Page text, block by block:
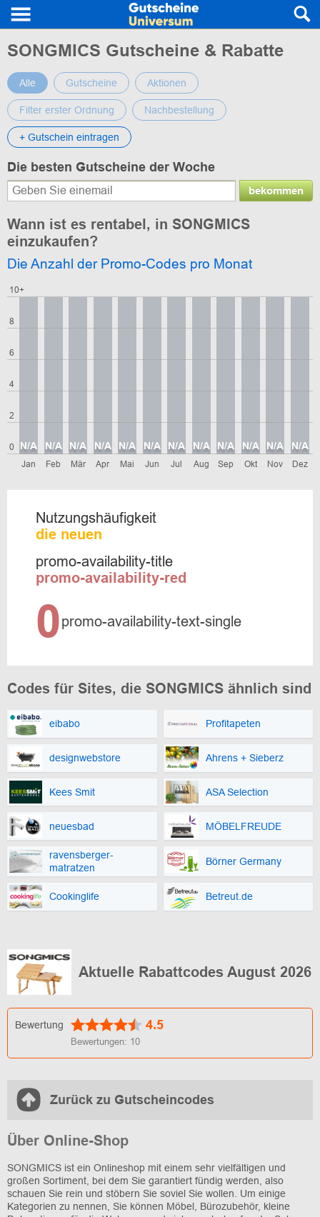
SONGMICS Gutscheine & Rabatte
Alle Gutscheine Aktionen
Filter erster Ordnung Nachbestellung
+ Gutschein eintragen
Die besten Gutscheine der Woche
bekommen
Wann ist es rentabel, in SONGMICS
einzukaufen?
Die Anzahl der Promo-Codes pro Monat
0
2
4
6
8
10+
Jan
N/A
Feb
N/A
Mär
N/A
Apr
N/A
Mai
N/A
Jun
N/A
Jul
N/A
Aug
N/A
Sep
N/A
Okt
N/A
Nov
N/A
Dez
N/A
Nutzungshäufigkeit
die neuen
promo-availability-title
promo-availability-red
0promo-availability-text-single
Codes für Sites, die SONGMICS ähnlich sind
eibabo Profitapeten
designwebstore Ahrens + Sieberz
Kees Smit ASA Selection
neuesbad MÖBELFREUDE
ravensberger-
matratzen
Börner Germany
Cookinglife Betreut.de
Aktuelle Rabattcodes August 2026
Bewertung 4.5
Bewertungen: 10
Zurück zu Gutscheincodes
Über Online-Shop
SONGMICS ist ein Onlineshop mit einem sehr vielfältigen und
großen Sortiment, bei dem Sie garantiert fündig werden, also
schauen Sie rein und stöbern Sie soviel Sie wollen. Um einige
Kategorien zu nennen, Sie können Möbel, Bürozubehör, kleine